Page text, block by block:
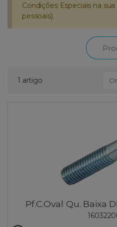
Condições Especiais na
pessoais).
Procurar
1 artigo
Pf.C.Oval Qu. Baixa